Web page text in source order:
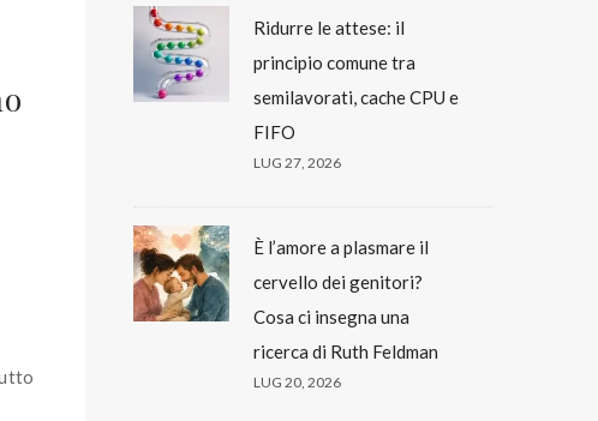
Ridurre le attese: il
principio comune tra
semilavorati, cache CPU e
FIFO
LUG 27, 2026
È l’amore a plasmare il
cervello dei genitori?
Cosa ci insegna una
ricerca di Ruth Feldman
LUG 20, 2026